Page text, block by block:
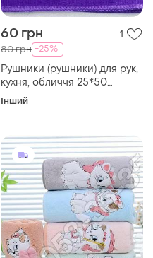
60 грн 1
80 грн -25%
Рушники (рушники) для рук,
кухня, обличчя 25*50
мікрофібра бузковий "тигр"
Інший